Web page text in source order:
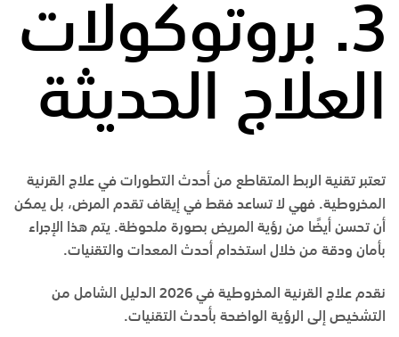
3. بروتوكولات
العلاج الحديثة
تعتبر تقنية الربط المتقاطع من أحدث التطورات في علاج القرنية
المخروطية. فهي لا تساعد فقط في إيقاف تقدم المرض، بل يمكن
أن تحسن أيضًا من رؤية المريض بصورة ملحوظة. يتم هذا الإجراء
بأمان ودقة من خلال استخدام أحدث المعدات والتقنيات.
نقدم
علاج القرنية المخروطية في 2026 الدليل الشامل من
التشخيص إلى الرؤية الواضحة بأحدث التقنيات.